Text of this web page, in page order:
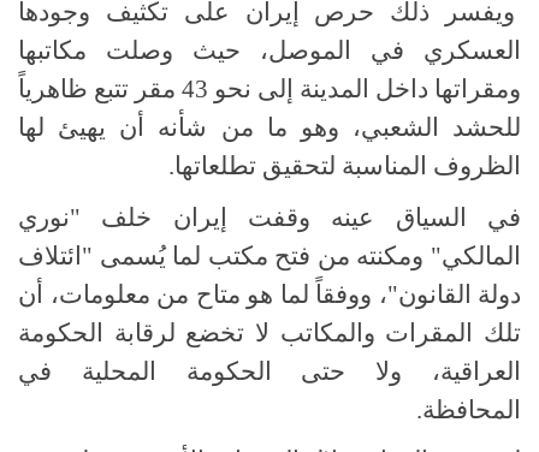
ويفسر ذلك حرص إيران على تكثيف وجودها
العسكري في الموصل، حيث وصلت مكاتبها
ومقراتها داخل المدينة إلى نحو 43 مقر تتبع ظاهرياً
للحشد الشعبي، وهو ما من شأنه أن يهيئ لها
الظروف المناسبة لتحقيق تطلعاتها.
في السياق عينه وقفت إيران خلف "نوري
المالكي" ومكنته من فتح مكتب لما يُسمى "ائتلاف
دولة القانون"، ووفقاً لما هو متاح من معلومات، أن
تلك المقرات والمكاتب لا تخضع لرقابة الحكومة
العراقية، ولا حتى الحكومة المحلية في
المحافظة.